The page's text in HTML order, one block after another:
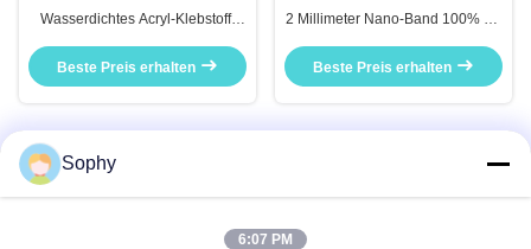
Wasserdichtes Acryl-Klebstoff-
Wärmebeständigkeit für
Anwendungen auf See und auf
Beste Preis erhalten
2 Millimeter Nano-Band 100% PP
Beste Preis erhalten
Sophy
6:07 PM